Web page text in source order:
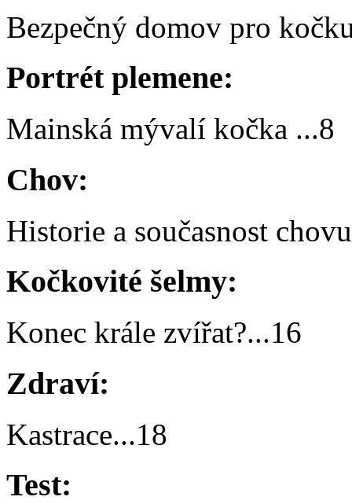
Bezpečný domov pro
Portrét plemene:
Mainská mývalí kočka ...8
Chov:
Historie a současnost
Kočkovité šelmy:
Konec krále zvířat?...16
Zdraví:
Kastrace...18
Test: